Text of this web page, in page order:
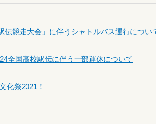
伝競走大会」に伴うシャトルバス運行につい
24全国高校駅伝に伴う一部運休について
化祭2021！